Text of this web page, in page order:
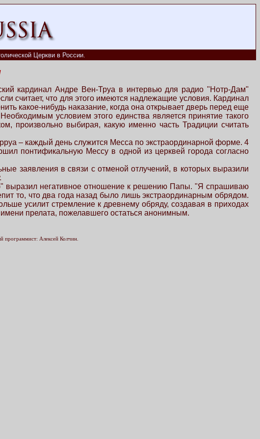
Церкви в России.
кардинал Андре Вен-Труа в интервью для радио "Нотр-Дам"
считает, что для этого имеются надлежащие условия. Кардинал
какое-нибудь наказание, когда она открывает дверь перед еще
условием этого единства является принятие такого
произвольно выбирая, какую именно часть Традиции считать
– каждый день служится Месса по экстраординарной форме. 4
понтификальную Мессу в одной из церквей города согласно
заявления в связи с отменой отлучений, в которых выразили
выразил негативное отношение к решению Папы. "Я спрашиваю
то, что два года назад было лишь экстраординарным обрядом.
усилит стремление к древнему обряду, создавая в приходах
имени прелата, пожелавшего остаться анонимным.
Алексей Колчин.